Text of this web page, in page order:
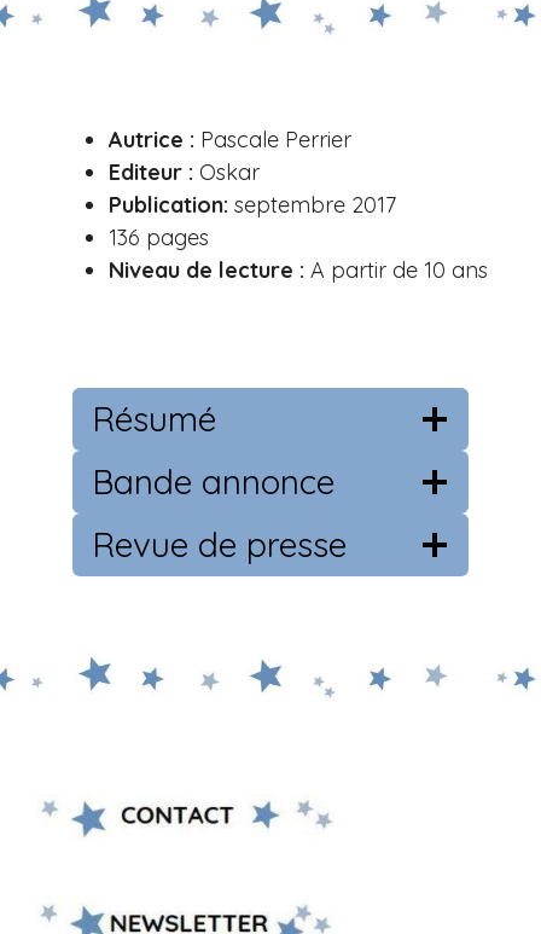
Autrice : Pascale Perrier
Editeur : Oskar
Publication: septembre 2017
136 pages
Niveau de lecture : A partir de 10 ans
Résumé
Bande annonce
Revue de presse